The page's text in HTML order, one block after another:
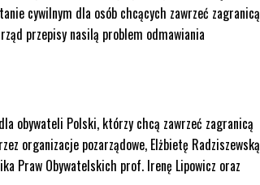
cywilnym dla osób chcących zawrzeć zagranicą
przepisy nasilą problem odmawiania
obywateli Polski, którzy chcą zawrzeć zagranicą
organizacje pozarządowe, Elżbietę Radziszewską
Praw Obywatelskich prof. Irenę Lipowicz oraz